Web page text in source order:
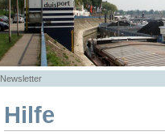
Newsletter
Hilfe